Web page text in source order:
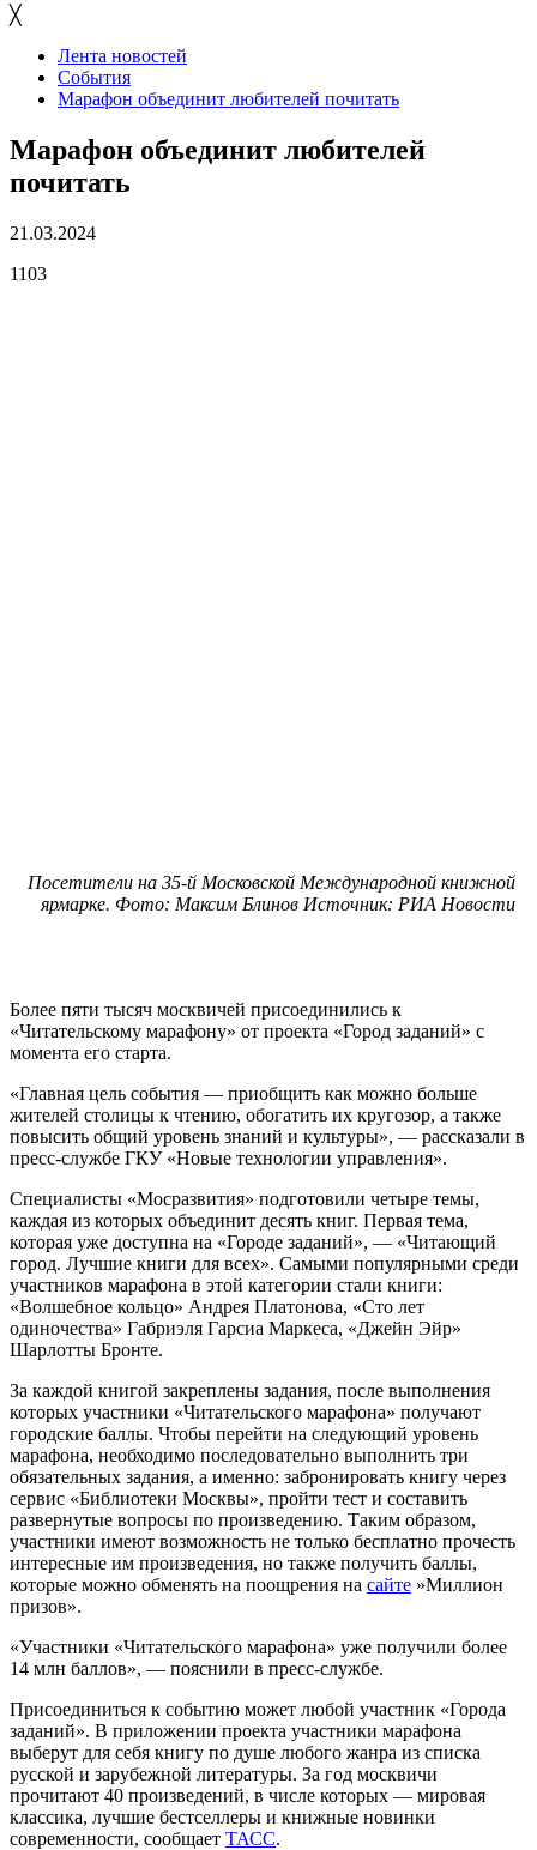
╳
Лента новостей
События
Марафон объединит любителей почитать
Марафон объединит любителей
почитать
21.03.2024
1103
Посетители на 35-й Московской Международной книжной
ярмарке. Фото: Максим Блинов Источник: РИА Новости
Более пяти тысяч москвичей присоединились к
«Читательскому марафону» от проекта «Город заданий» с
момента его старта.
«Главная цель события — приобщить как можно больше
жителей столицы к чтению, обогатить их кругозор, а также
повысить общий уровень знаний и культуры», — рассказали в
пресс-службе ГКУ «Новые технологии управления».
Специалисты «Мосразвития» подготовили четыре темы,
каждая из которых объединит десять книг. Первая тема,
которая уже доступна на «Городе заданий», — «Читающий
город. Лучшие книги для всех». Самыми популярными среди
участников марафона в этой категории стали книги:
«Волшебное кольцо» Андрея Платонова, «Сто лет
одиночества» Габриэля Гарсиа Маркеса, «Джейн Эйр»
Шарлотты Бронте.
За каждой книгой закреплены задания, после выполнения
которых участники «Читательского марафона» получают
городские баллы. Чтобы перейти на следующий уровень
марафона, необходимо последовательно выполнить три
обязательных задания, а именно: забронировать книгу через
сервис «Библиотеки Москвы», пройти тест и составить
развернутые вопросы по произведению. Таким образом,
участники имеют возможность не только бесплатно прочесть
интересные им произведения, но также получить баллы,
которые можно обменять на поощрения на сайте »Миллион
призов».
«Участники «Читательского марафона» уже получили более
14 млн баллов», — пояснили в пресс-службе.
Присоединиться к событию может любой участник «Города
заданий». В приложении проекта участники марафона
выберут для себя книгу по душе любого жанра из списка
русской и зарубежной литературы. За год москвичи
прочитают 40 произведений, в числе которых — мировая
классика, лучшие бестселлеры и книжные новинки
современности, сообщает ТАСС.